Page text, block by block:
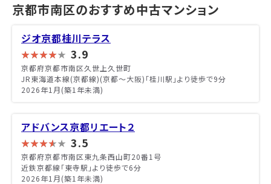
京都市南区のおすすめ中古マンション
ジオ京都桂川テラス
3.9
京都府京都市南区久世上久世町
JR東海道本線(京都線)(京都～大阪)「桂川駅」より徒歩で9分
2026年1月(築1年未満)
アドバンス京都リエート２
3.5
京都府京都市南区東九条西山町20番1号
近鉄京都線「東寺駅」より徒歩で6分
2026年1月(築1年未満)